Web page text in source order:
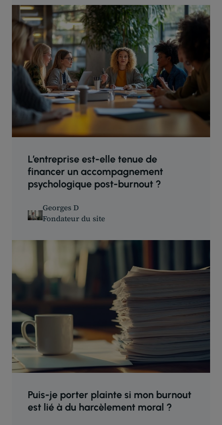
L’entreprise est-elle tenue de
financer un accompagnement
psychologique post-burnout ?
Georges D
Fondateur du site
Puis-je porter plainte si mon burnout
est lié à du harcèlement moral ?